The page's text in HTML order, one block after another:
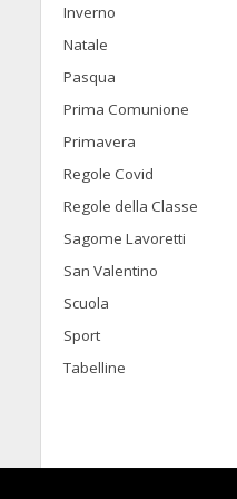
Inverno
Natale
Pasqua
Prima Comunione
Primavera
Regole Covid
Regole della Classe
Sagome Lavoretti
San Valentino
Scuola
Sport
Tabelline